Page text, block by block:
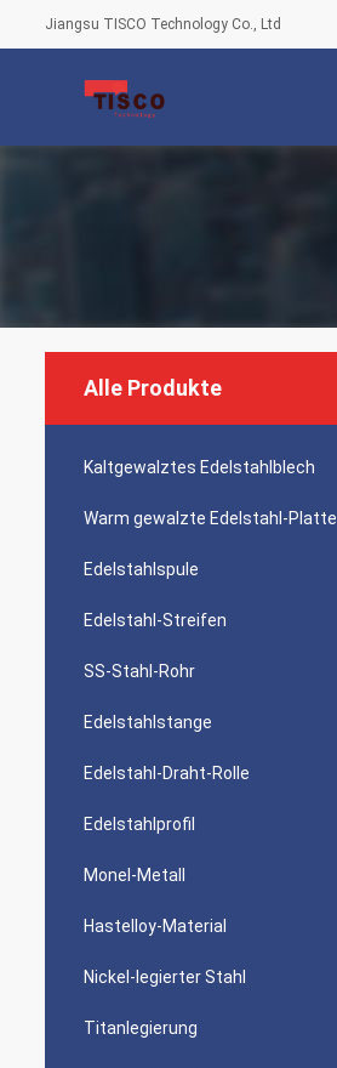
Jiangsu TISCO Technology Co., Ltd
Alle Produkte
Kaltgewalztes Edelstahlblech
Warm gewalzte Edelstahl-Platte
Edelstahlspule
Edelstahl-Streifen
SS-Stahl-Rohr
Edelstahlstange
Edelstahl-Draht-Rolle
Edelstahlprofil
Monel-Metall
Hastelloy-Material
Nickel-legierter Stahl
Titanlegierung